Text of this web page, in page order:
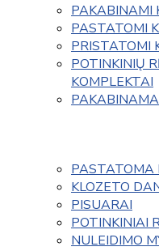
PAKABINAMI
PASTATOMI
PRISTATOMI
POTINKINIŲ
KOMPLEKTAI
PASTATOMA
KLOZETO
PISUARAI
POTINKINIAI
NULEIDIMO